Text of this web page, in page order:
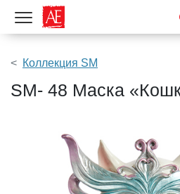
Показать меню
Коллекция SM
SM- 48 Маска